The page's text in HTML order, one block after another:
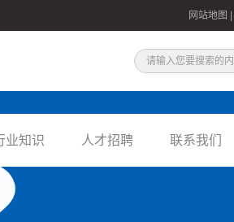
网站地图
业知识 人才招聘 联系我们